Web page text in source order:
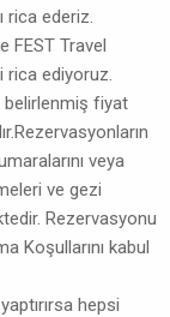
rica ederiz.
FEST Travel
rica ediyoruz.
belirlenmiş fiyat
veya
ve gezi
Rezervasyonu
Koşullarını kabul
hepsi